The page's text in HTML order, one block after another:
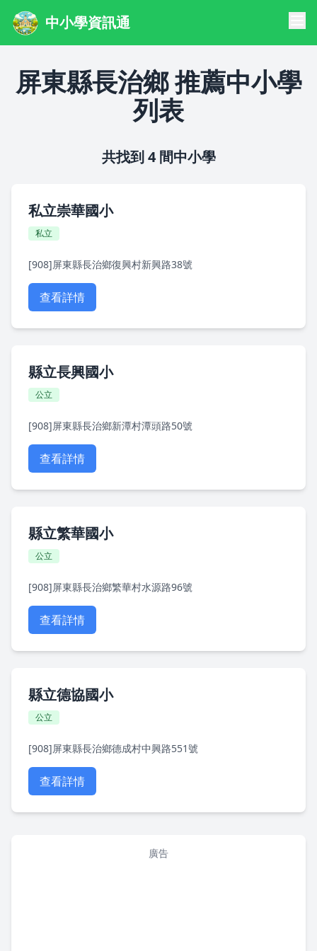
中小學資訊通
屏東縣長治鄉 推薦中小學
列表
共找到 4 間中小學
私立崇華國小
私立
[908]屏東縣長治鄉復興村新興路38號
查看詳情
縣立長興國小
公立
[908]屏東縣長治鄉新潭村潭頭路50號
查看詳情
縣立繁華國小
公立
[908]屏東縣長治鄉繁華村水源路96號
查看詳情
縣立德協國小
公立
[908]屏東縣長治鄉德成村中興路551號
查看詳情
廣告